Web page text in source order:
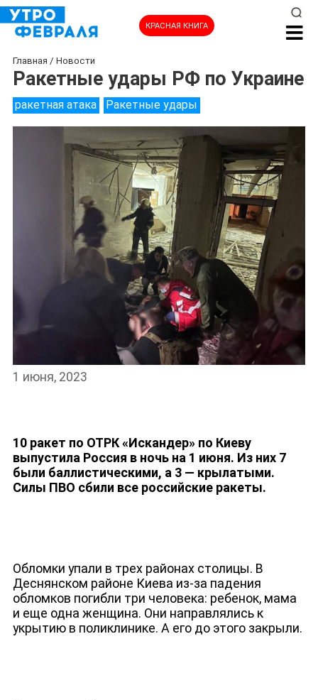
КРАСНАЯ КНИГА
НОВОСТИ
Главная / Новости
Ракетные удары РФ по Украине
ракетная атака Ракетные удары
1 июня, 2023
10 ракет по ОТРК «Искандер» по Киеву
выпустила Россия в ночь на 1 июня. Из них 7
были баллистическими, а 3 — крылатыми.
Силы ПВО сбили все российские ракеты.
Обломки упали в трех районах столицы. В
Деснянском районе Киева из-за падения
обломков погибли три человека: ребенок, мама
и еще одна женщина. Они направлялись к
укрытию в поликлинике. А его до этого закрыли.